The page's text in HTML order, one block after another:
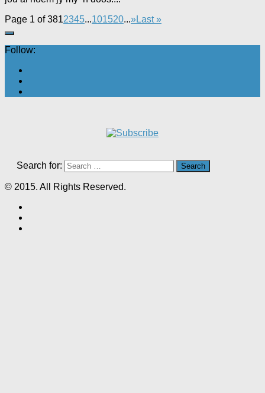
Page 1 of 3812345...101520...»Last »
Follow:
Search for:
© 2015. All Rights Reserved.